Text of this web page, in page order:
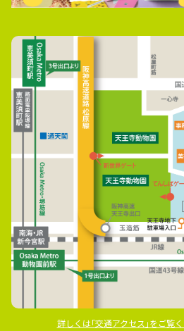
詳しくは｢交通アクセス｣をご覧